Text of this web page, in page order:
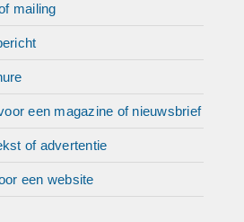
mailing
een magazine of nieuwsbrief
of advertentie
een website